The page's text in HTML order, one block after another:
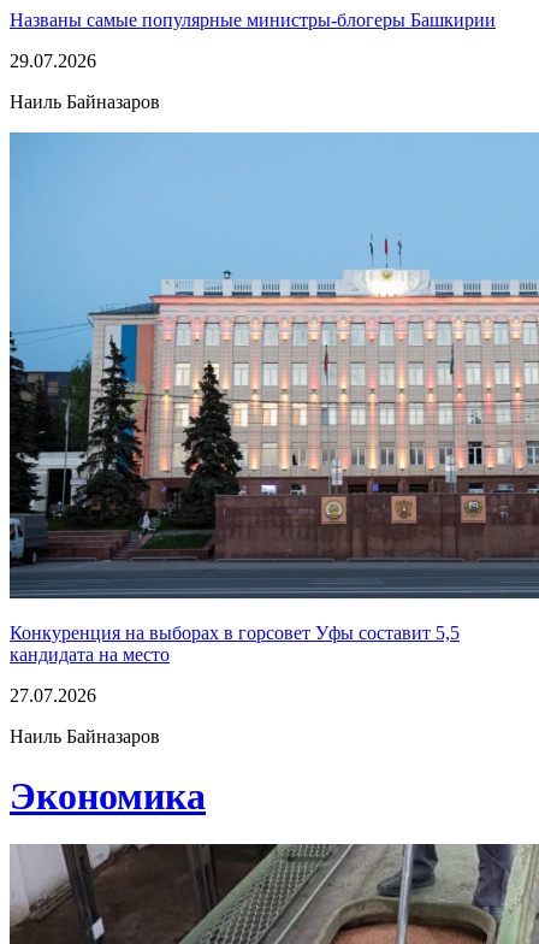
Названы самые популярные министры-блогеры Башкирии
29.07.2026
Наиль Байназаров
Конкуренция на выборах в горсовет Уфы составит 5,5
кандидата на место
27.07.2026
Наиль Байназаров
Экономика